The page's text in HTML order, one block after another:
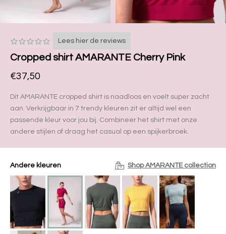
Lees hier de reviews
Cropped shirt AMARANTE Cherry Pink
€37,50
Dit AMARANTE cropped shirt is naadloos en voelt super zacht
aan. Verkrijgbaar in 7 trendy kleuren zit er altijd wel een
passende kleur voor jou bij. Combineer het shirt met onze
andere stijlen of draag het casual op een spijkerbroek.
Andere kleuren Shop AMARANTE collection